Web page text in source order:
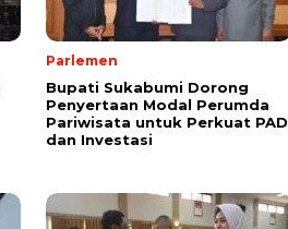
Parlemen
Bupati Sukabumi Dorong
Penyertaan Modal Perumda
Pariwisata untuk Perkuat PAD
dan Investasi